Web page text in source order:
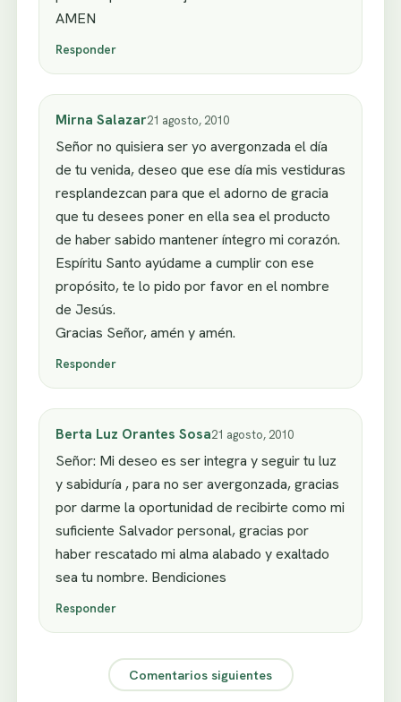
AMEN
Responder
Mirna Salazar21 agosto, 2010
Señor no quisiera ser yo avergonzada el día
de tu venida, deseo que ese día mis vestiduras
resplandezcan para que el adorno de gracia
que tu desees poner en ella sea el producto
de haber sabido mantener íntegro mi corazón.
Espíritu Santo ayúdame a cumplir con ese
propósito, te lo pido por favor en el nombre
de Jesús.
Gracias Señor, amén y amén.
Responder
Berta Luz Orantes Sosa21 agosto, 2010
Señor: Mi deseo es ser integra y seguir tu luz
y sabiduría , para no ser avergonzada, gracias
por darme la oportunidad de recibirte como mi
suficiente Salvador personal, gracias por
haber rescatado mi alma alabado y exaltado
sea tu nombre. Bendiciones
Responder
Comentarios siguientes